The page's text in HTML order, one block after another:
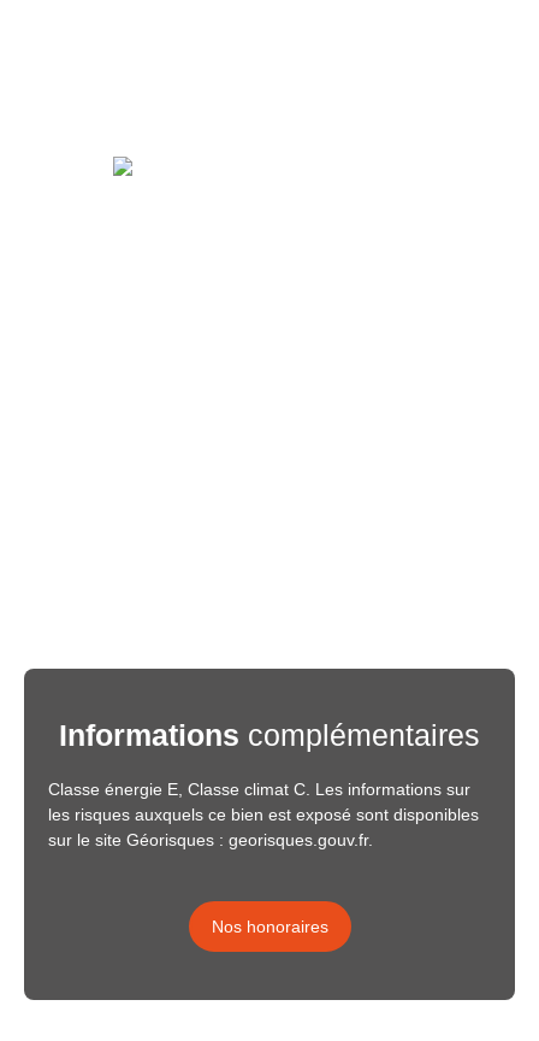
Informations complémentaires
Classe énergie E, Classe climat C. Les informations sur
les risques auxquels ce bien est exposé sont disponibles
sur le site Géorisques : georisques.gouv.fr.
Nos honoraires